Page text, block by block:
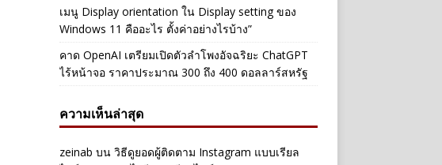
เมนู Display orientation ใน Display setting ของ
Windows 11 คืออะไร ตั้งค่าอย่างไรบ้าง”
คาด OpenAI เตรียมเปิดตัวลำโพงอัจฉริยะ ChatGPT
ไร้หน้าจอ ราคาประมาณ 300 ถึง 400 ดอลลาร์สหรัฐ
ความเห็นล่าสุด
zeinab บน วิธีดูยอดผู้ติดตาม Instagram แบบเรียล